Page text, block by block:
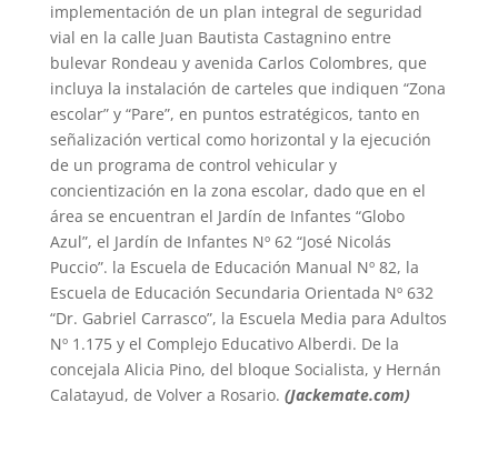
implementación de un plan integral de seguridad
vial en la calle Juan Bautista Castagnino entre
bulevar Rondeau y avenida Carlos Colombres, que
incluya la instalación de carteles que indiquen “Zona
escolar” y “Pare”, en puntos estratégicos, tanto en
señalización vertical como horizontal y la ejecución
de un programa de control vehicular y
concientización en la zona escolar, dado que en el
área se encuentran el Jardín de Infantes “Globo
Azul”, el Jardín de Infantes Nº 62 “José Nicolás
Puccio”. la Escuela de Educación Manual Nº 82, la
Escuela de Educación Secundaria Orientada Nº 632
“Dr. Gabriel Carrasco”, la Escuela Media para Adultos
Nº 1.175 y el Complejo Educativo Alberdi. De la
concejala Alicia Pino, del bloque Socialista, y Hernán
Calatayud, de Volver a Rosario. (Jackemate.com)